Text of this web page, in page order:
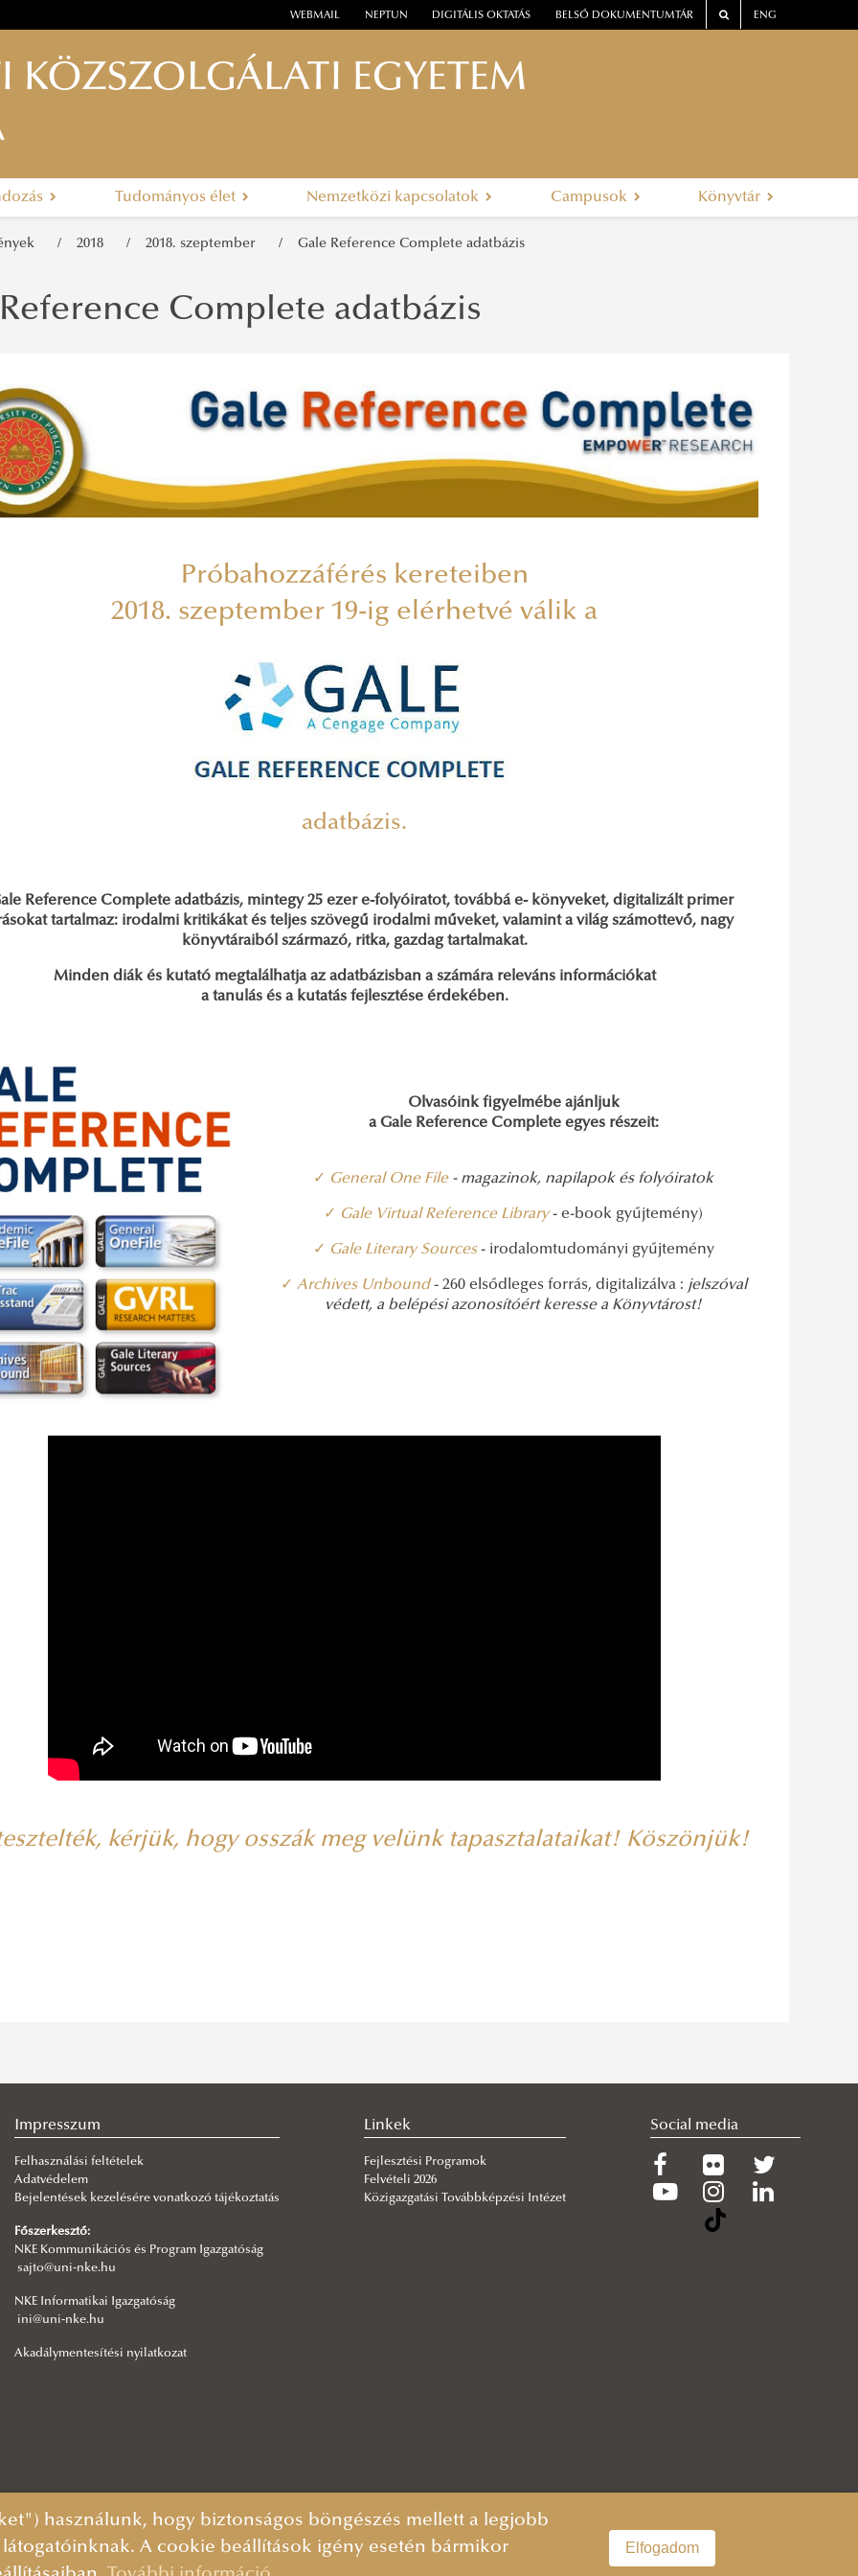
WEBMAIL NEPTUN DIGITÁLIS OKTATÁS BELSŐ DOKUMENTUMTÁR ENG
KÖZSZOLGÁLATI EGYETEM
Tudományos élet Nemzetközi kapcsolatok Campusok Könyvtár
2018 2018. szeptember Gale Reference Complete adatbázis
Complete adatbázis
Próbahozzáférés kereteiben
2018. szeptember 19-ig elérhetvé válik a
adatbázis.
Reference Complete adatbázis, mintegy 25 ezer e-folyóiratot, továbbá e- könyveket, digitalizált primer
tartalmaz: irodalmi kritikákat és teljes szövegű irodalmi műveket, valamint a világ számottevő, nagy
könyvtáraiból származó, ritka, gazdag tartalmakat.
Minden diák és kutató megtalálhatja az adatbázisban a számára releváns információkat
a tanulás és a kutatás fejlesztése érdekében.
Olvasóink figyelmébe ajánljuk
a Gale Reference Complete egyes részeit:
✓ General One File- magazinok, napilapok és folyóiratok
✓ Gale Virtual Reference Library- e-book gyűjtemény)
✓ Gale Literary Sources - irodalomtudományi gyűjtemény
✓ Archives Unbound - 260 elsődleges forrás, digitalizálva : jelszóval
védett, a belépési azonosítóért keresse a Könyvtárost!
kérjük, hogy osszák meg velünk tapasztalataikat! Köszönjük!
Impresszum
Felhasználási feltételek
Adatvédelem
Bejelentések kezelésére vonatkozó tájékoztatás
Főszerkesztő:
NKE Kommunikációs és Program Igazgatóság
sajto@uni-nke.hu
NKE Informatikai Igazgatóság
ini@uni-nke.hu
Akadálymentesítési nyilatkozat
Linkek
Fejlesztési Programok
Felvételi 2026
Közigazgatási Továbbképzési Intézet
Social media
használunk, hogy biztonságos böngészés mellett a legjobb
A cookie beállítások igény esetén bármikor
Elfogadom